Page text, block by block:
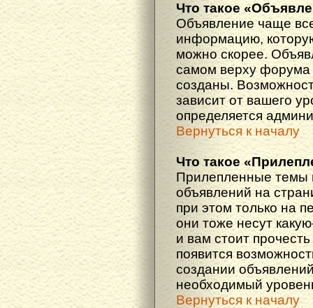
Что такое
Объявление чаще
информацию,
можно скорее.
самом верху форума
созданы.
зависит от вашего
определяется
Вернуться к началу
Что такое
Прилепленные темы
объявлений на
при этом только на
они тоже несут
и вам стоит
появится
создании
необходимый
Вернуться к началу